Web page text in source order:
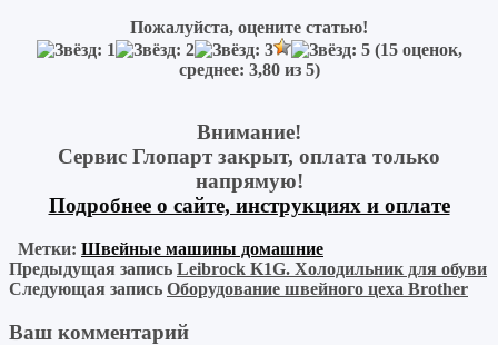
Пожалуйста, оцените статью!
(15оценок,
среднее: 3,80из 5)
Внимание!
Сервис Глопарт закрыт, оплата только
напрямую!
Подробнее о сайте, инструкциях и оплате
Метки: Швейные машины домашние
Предыдущая запись Leibrock K1G. Холодильник для обуви
Следующая запись Оборудование швейного цеха Brother
Ваш комментарий